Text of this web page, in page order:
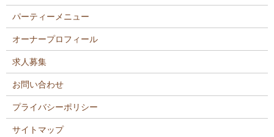
パーティーメニュー
オーナープロフィール
求人募集
お問い合わせ
プライバシーポリシー
サイトマップ